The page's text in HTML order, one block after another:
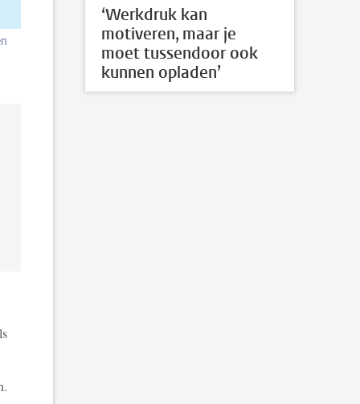
‘Werkdruk kan
motiveren, maar je
moet tussendoor ook
kunnen opladen’